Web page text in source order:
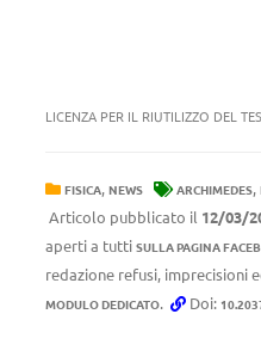
LICENZA PER IL RIUTILIZZO DEL
FISICA, NEWS ARCHIMEDES,
Articolo pubblicato il 12/03/
aperti a tutti SULLA PAGINA
redazione refusi, imprecisioni
MODULO DEDICATO. Doi: